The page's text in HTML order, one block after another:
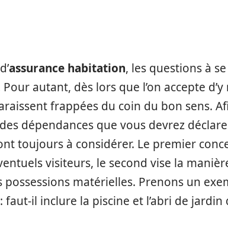
assurance habitation, les questions à
autant, dès lors que l’on accepte
frappées du coin du bon sens.
dépendances que vous devrez
toujours à considérer. Le premier
visiteurs, le second vise la
possessions matérielles. Prenons un
faut-il inclure la piscine et l’abri de